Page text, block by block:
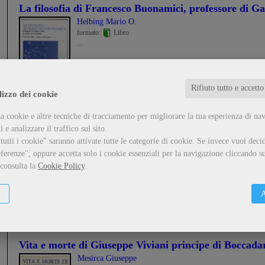
dei cookie
Rifiuto tutto e
cookie e altre tecniche di tracciamento per migliorare la tua esperienza di
e analizzare il traffico sul sito.
i cookie" saranno attivate tutte le categorie di cookie. Se invece vuoi
oppure accetta solo i cookie essenziali per la navigazione cliccando
la Cookie Policy.
La filosofia di Francesco Buonamici, professore di
Helbing Mario O.
formato:
Libro
...
Lamenti storici pisani
Varanini Giorgio
formato:
Libro
Vita e morte di Giuseppe Viviani principe di
Mesirca Giuseppe